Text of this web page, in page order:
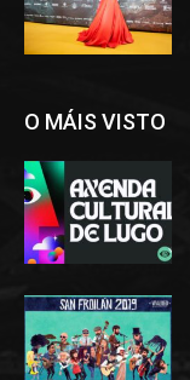
O MÁIS VISTO